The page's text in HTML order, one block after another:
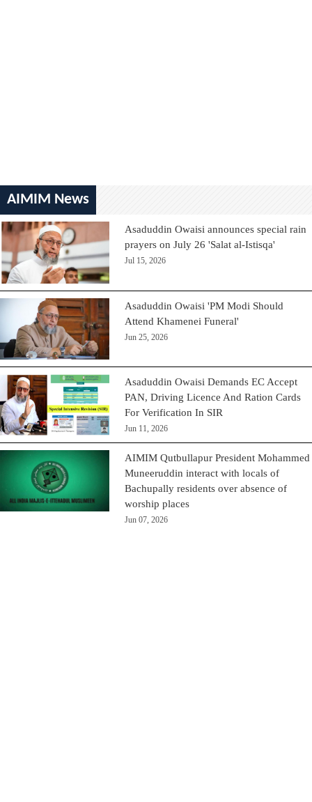
AIMIM News
Asaduddin Owaisi announces special rain
prayers on July 26 'Salat al-Istisqa'
Jul 15, 2026
Asaduddin Owaisi 'PM Modi Should
Attend Khamenei Funeral'
Jun 25, 2026
Asaduddin Owaisi Demands EC Accept
PAN, Driving Licence And Ration Cards
For Verification In SIR
Jun 11, 2026
AIMIM Qutbullapur President Mohammed
Muneeruddin interact with locals of
Bachupally residents over absence of
worship places
Jun 07, 2026